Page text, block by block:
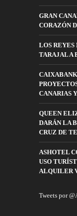
GRAN
CORAZÓN
LOS REYES
TARAJAL A
CAIXABANK
CANARIAS
QUEEN
DARÁN LA
CRUZ DE
ASHOTEL
USO
ALQUILER
Tweets por